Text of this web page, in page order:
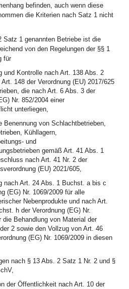
befinden, auch wenn diese
die Kriterien nach Satz 1 nicht
Satz 1 genannten Betriebe ist die
von den Regelungen der §§ 1
für
und Kontrolle nach Art. 138 Abs. 2
148 der Verordnung (EU) 2017/625
die nach Art. 6 Abs. 3 der
Nr. 852/2004 einer
unterliegen,
Benennung von Schlachtbetrieben,
Kühllagern,
und
gemäß Art. 41 Abs. 1
nach Art. 41 Nr. 2 der
(EU) 2021/605,
nach Art. 24 Abs. 1 Buchst. a bis c
(EG) Nr. 1069/2009 für alle
Nebenprodukte und nach Art.
h der Verordnung (EG) Nr.
die Behandlung von Material der
2 sowie den Vollzug von Art. 46
(EG) Nr. 1069/2009 in diesen
nach § 13 Abs. 2 Satz 1 Nr. 2 und §
der Öffentlichkeit nach Art. 10 der